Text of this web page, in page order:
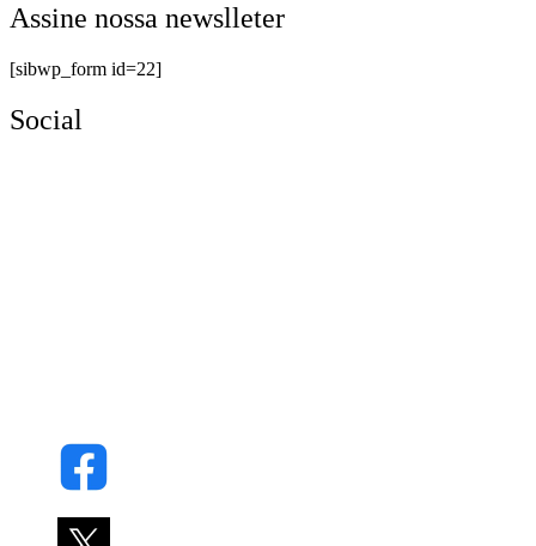
Assine nossa newslleter
[sibwp_form id=22]
Social